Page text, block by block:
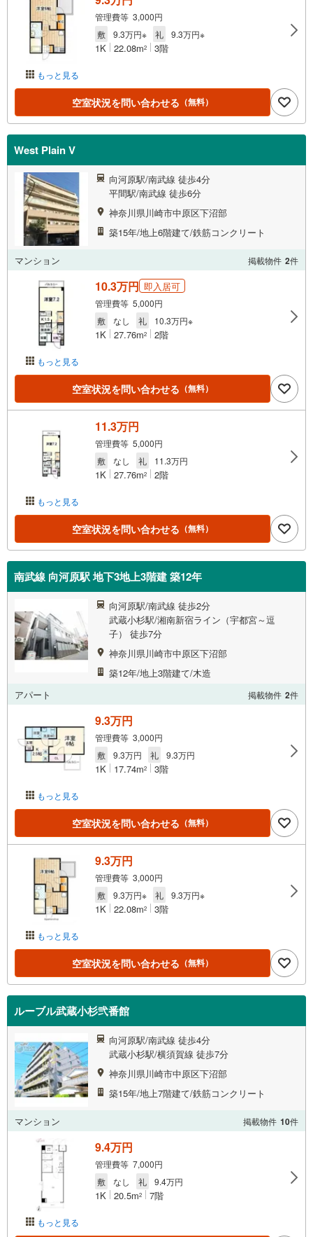
もっと見る
管理費等 3,000円
敷
9.3万円※ 礼 9.3万円※
1K 22.08m2 3階
空室状況を問い合わせる （無料）
West Plain V
向河原駅/南武線 徒歩4分
平間駅/南武線 徒歩6分
神奈川県川崎市中原区下沼部
築15年/地上6階建て/鉄筋コンクリート
マンション 掲載物件 2件
もっと見る
10.3万円 即入居可
管理費等 5,000円
敷
なし 礼 10.3万円※
1K 27.76m2 2階
空室状況を問い合わせる （無料）
もっと見る
11.3万円
管理費等 5,000円
敷
なし 礼 11.3万円
1K 27.76m2 2階
空室状況を問い合わせる （無料）
南武線 向河原駅 地下3地上3階建 築12年
向河原駅/南武線 徒歩2分
武蔵小杉駅/湘南新宿ライン（宇都宮～逗
子） 徒歩7分
神奈川県川崎市中原区下沼部
築12年/地上3階建て/木造
アパート
掲載物件 2件
もっと見る
9.3万円
管理費等 3,000円
敷
9.3万円 礼 9.3万円
1K 17.74m2 3階
空室状況を問い合わせる （無料）
もっと見る
9.3万円
管理費等 3,000円
敷
9.3万円※ 礼 9.3万円※
1K 22.08m2 3階
空室状況を問い合わせる （無料）
ルーブル武蔵小杉弐番館
向河原駅/南武線 徒歩4分
武蔵小杉駅/横須賀線 徒歩7分
神奈川県川崎市中原区下沼部
築15年/地上7階建て/鉄筋コンクリート
マンション 掲載物件 10件
もっと見る
9.4万円
管理費等 7,000円
敷
なし 礼 9.4万円
1K 20.5m2 7階